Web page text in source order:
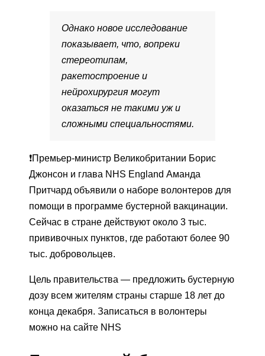
Однако новое исследование
показывает, что, вопреки
стереотипам,
ракетостроение и
нейрохирургия могут
оказаться не такими уж и
сложными специальностями.
❗️Премьер-министр Великобритании Борис
Джонсон и глава NHS England Аманда
Притчард объявили о наборе волонтеров для
помощи в программе бустерной вакцинации.
Сейчас в стране действуют около 3 тыс.
прививочных пунктов, где работают более 90
тыс. добровольцев.
Цель правительства — предложить бустерную
дозу всем жителям страны старше 18 лет до
конца декабря. Записаться в волонтеры
можно на сайте NHS